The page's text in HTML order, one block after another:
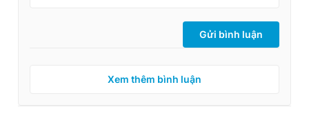
Gửi bình luận
Xem thêm bình luận